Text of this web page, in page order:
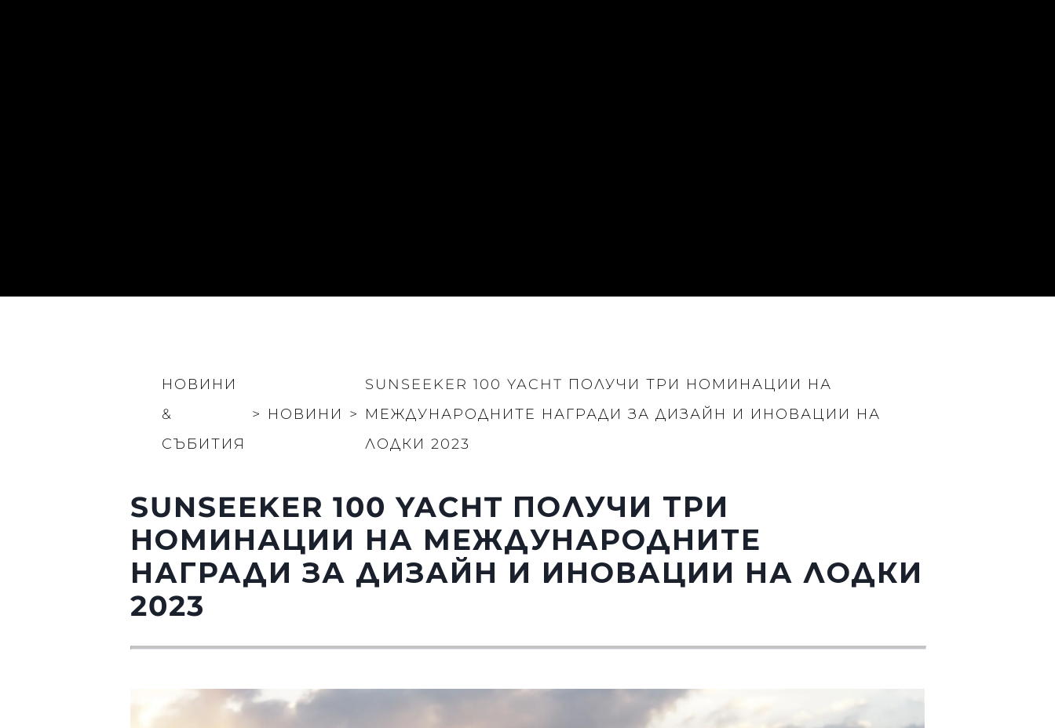
НОВИНИ
&
СЪБИТИЯ
> НОВИНИ >
SUNSEEKER 100 YACHT ПОЛУЧИ ТРИ НОМИНАЦИИ НА
МЕЖДУНАРОДНИТЕ НАГРАДИ ЗА ДИЗАЙН И ИНОВАЦИИ НА
ЛОДКИ 2023
SUNSEEKER 100 YACHT ПОЛУЧИ ТРИ
НОМИНАЦИИ НА МЕЖДУНАРОДНИТЕ
НАГРАДИ ЗА ДИЗАЙН И ИНОВАЦИИ НА ЛОДКИ
2023
Контакти
Предпочитания За
Бисквитки
Правни Pазпоредби
MODERN SLAVERY
STATEMENT
TERMS & CONDITIONS
COOKIE POLICY
RECRUITMENT
Чартър
Новини
Събития
Иновация
Компанията
Оценете Вашата Яхта